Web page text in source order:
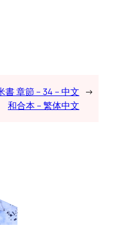
書 章節 – 34 – 中文
和合本 – 繁体中文
→